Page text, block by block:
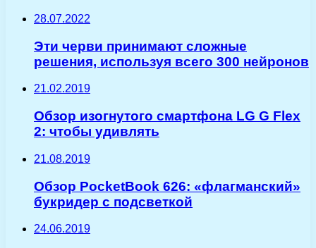
28.07.2022
Эти черви принимают сложные
решения, используя всего 300 нейронов
21.02.2019
Обзор изогнутого смартфона LG G Flex
2: чтобы удивлять
21.08.2019
Обзор PocketBook 626: «флагманский»
букридер с подсветкой
24.06.2019